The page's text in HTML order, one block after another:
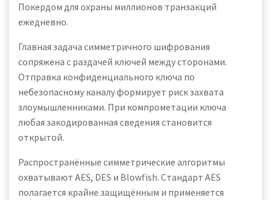
Покердом для охраны миллионов транзакций
ежедневно.
Главная задача симметричного шифрования
сопряжена с раздачей ключей между сторонами.
Отправка конфиденциального ключа по
небезопасному каналу формирует риск захвата
злоумышленниками. При компрометации ключа
любая закодированная сведения становится
открытой.
Распространённые симметрические алгоритмы
охватывают AES, DES и Blowfish. Стандарт AES
полагается крайне защищённым и применяется